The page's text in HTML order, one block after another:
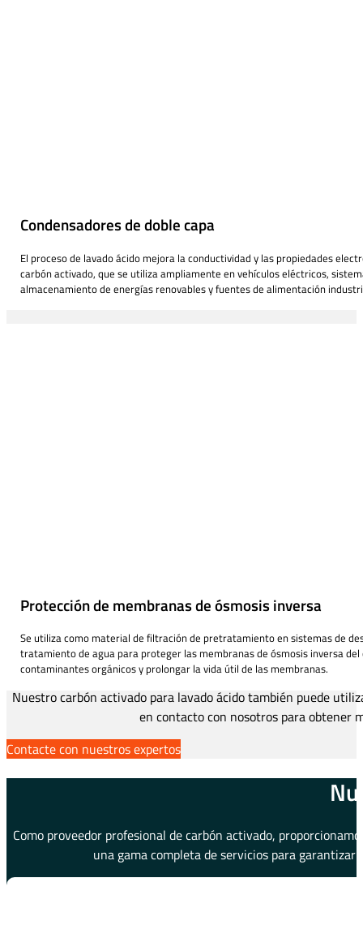
Condensadores de doble capa
El proceso de lavado ácido mejora la conductividad y las propiedades
carbón activado, que se utiliza ampliamente en vehículos eléctricos,
almacenamiento de energías renovables y fuentes de alimentación
Protección de membranas de ósmosis inversa
Se utiliza como material de filtración de pretratamiento en sistemas de
tratamiento de agua para proteger las membranas de ósmosis inversa del
contaminantes orgánicos y prolongar la vida útil de las membranas.
Nuestro carbón activado para lavado ácido también puede
en contacto con nosotros para obtener
Contacte con nuestros expertos
Como proveedor profesional de carbón activado,
una gama completa de servicios para